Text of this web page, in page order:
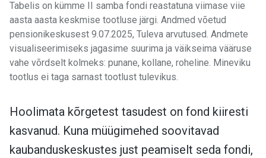
Tabelis on kümme II samba fondi reastatuna viimase viie
aasta aasta keskmise tootluse järgi. Andmed võetud
pensionikeskusest 9.07.2025, Tuleva arvutused. Andmete
visualiseerimiseks jagasime suurima ja väikseima vääruse
vahe võrdselt kolmeks: punane, kollane, roheline. Mineviku
tootlus ei taga sarnast tootlust tulevikus.
Hoolimata kõrgetest tasudest on fond kiiresti
kasvanud. Kuna müügimehed soovitavad
kaubanduskeskustes just peamiselt seda fondi,